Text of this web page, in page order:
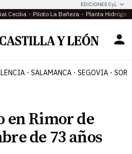
EDICIONES CyL
Cecilia Piloto La Bañeza Planta
SALAMANCA SEGOVIA
en Rimor de
de 73 años